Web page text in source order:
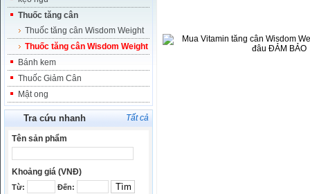
Thuốc tăng cân
Thuốc tăng cân Wisdom Weight
Thuốc tăng cân Wisdom Weight
Bánh kem
Thuốc Giảm Cân
Mật ong
Tra cứu nhanh Tất cả
Tên sản phẩm
Khoảng giá (VNĐ)
Từ: Đến: